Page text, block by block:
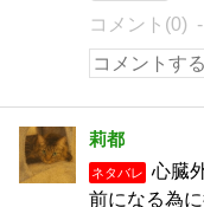
コメント(0)
莉都
ネタバレ
心臓
前になる為